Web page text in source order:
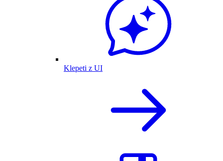
Klepeti z UI